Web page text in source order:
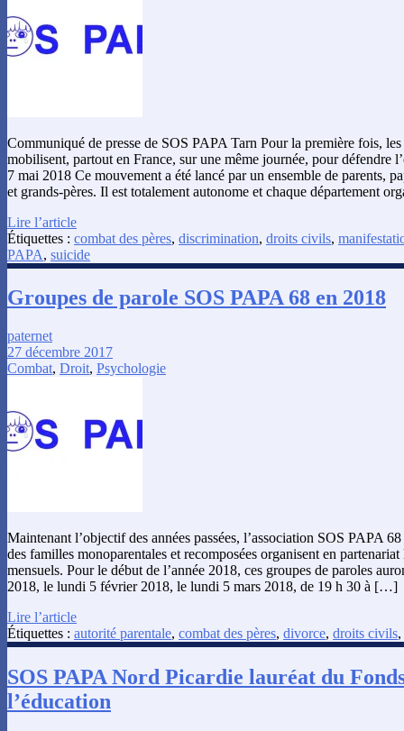
Communiqué de presse de SOS PAPA Tarn Pour la première fois, les
mobilisent, partout en France, sur une même journée, pour défendre
7 mai 2018 Ce mouvement a été lancé par un ensemble de parents,
et grands-pères. Il est totalement autonome et chaque département
Lire l’article
Étiquettes : combat des pères, discrimination, droits civils,
PAPA, suicide
Groupes de parole SOS PAPA 68 en 2018
paternet
27 décembre 2017
Combat, Droit, Psychologie
Maintenant l’objectif des années passées, l’association SOS PAPA
des familles monoparentales et recomposées organisent en
mensuels. Pour le début de l’année 2018, ces groupes de paroles
2018, le lundi 5 février 2018, le lundi 5 mars 2018, de 19 h 30 à […]
Lire l’article
Étiquettes : autorité parentale, combat des pères, divorce, droits civils,
SOS PAPA Nord Picardie lauréat du
l’éducation